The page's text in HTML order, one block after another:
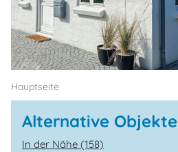
Hauptseite
Alternative Objekte
In der Nähe (158)